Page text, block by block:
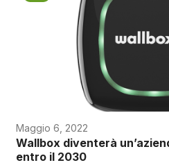
Maggio 6, 2022
Wallbox diventerà
entro il 2030